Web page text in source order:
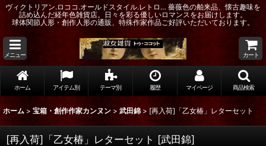
ヴィクトリアン.ロココ.オールドスタイル.レトロ… 薔薇色の舶来品、懐古趣味を
詰め込んだ経年色雑貨店。日々を彩る優しいロマンスをお届けします。
球体関節人形・創作人形の通販、特殊作家作品ご好評いただいております。
メニュー カート
ホーム アイテム別 テーマ別 履歴 マイページ 商品検索
ホーム > 宝箱・創作作家カンヌン > 武田錦 > [再入荷]「乙女椿」レターセット
[再入荷]「乙女椿」レターセット [武田錦]